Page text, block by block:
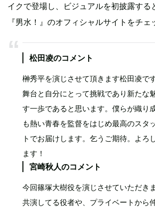
イクで登場し、ビジュアルを初披露する
『男水！』のオフィシャルサイトをチェ
松田凌のコメント
榊秀平を演じさせて頂きます松田凌で
舞台と自分にとって挑戦であり新たな
す一歩であると思います。僕らが織り
も熱い青春を監督をはじめ最高のスタ
トでお届けします。乞うご期待。よろ
ます！
宮崎秋人のコメント
今回篠塚大樹役を演じさせていただき
共演してる役者や、プライベートから